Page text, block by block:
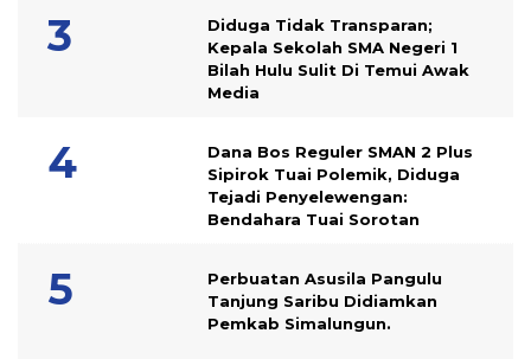
Diduga Tidak Transparan;
Kepala Sekolah SMA Negeri 1
Bilah Hulu Sulit Di Temui Awak
Media
Dana Bos Reguler SMAN 2 Plus
Sipirok Tuai Polemik, Diduga
Tejadi Penyelewengan:
Bendahara Tuai Sorotan
Perbuatan Asusila Pangulu
Tanjung Saribu Didiamkan
Pemkab Simalungun.